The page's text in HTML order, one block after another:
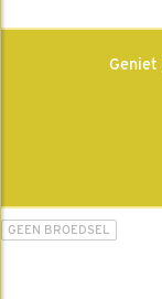
Geniet
GEEN BROEDSEL